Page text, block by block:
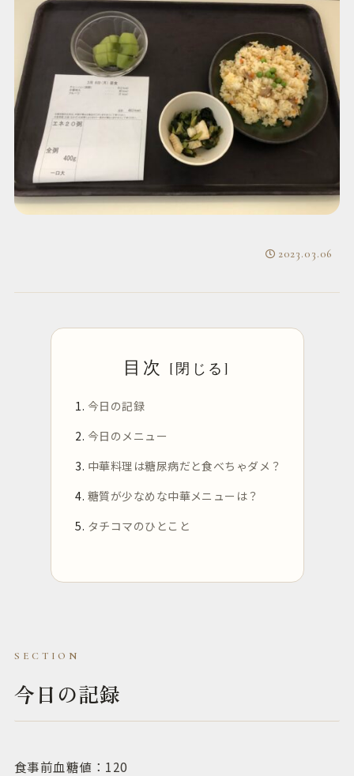
2023.03.06
目次
今日の記録
今日のメニュー
中華料理は糖尿病だと食べちゃダメ？
糖質が少なめな中華メニューは？
タチコマのひとこと
今日の記録
食事前血糖値：120